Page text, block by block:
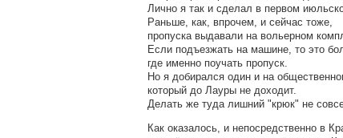
Лично я так и сделал в первом
Раньше, как, впрочем, и сейчас тоже,
пропуска выдавали на вольерном
Если подъезжать на машине, то это
где именно поучать пропуск.
Но я добирался один и на
который до Лауры не доходит.
Делать же туда лишний "крюк" не
Как оказалось, и непосредственно в